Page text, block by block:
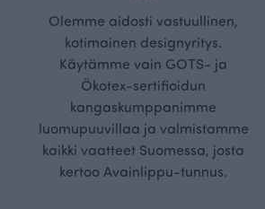
Olemme aidosti vastuullinen,
kotimainen designyritys.
Käytämme vain GOTS- ja
Ökotex-sertifioidun
kangaskumppanimme
luomupuuvillaa ja valmistamme
kaikki vaatteet Suomessa, josta
kertoo Avainlippu-tunnus.